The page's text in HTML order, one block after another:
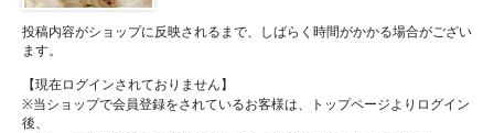
投稿内容がショップに反映されるまで、しばらく時間がかかる場合がござい
ます。
【現在ログインされておりません】
※当ショップで会員登録をされているお客様は、トップページよりログイン
後、